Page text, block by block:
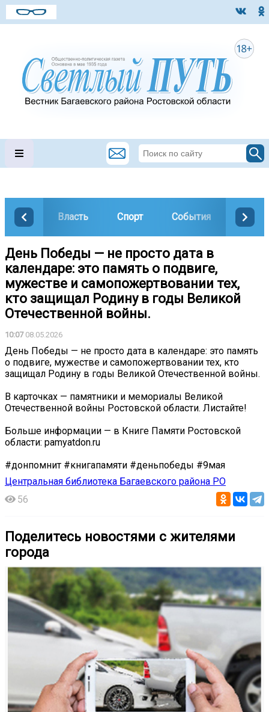
Власть Спорт События
День Победы — не просто дата в
календаре: это память о подвиге,
мужестве и самопожертвовании тех,
кто защищал Родину в годы Великой
Отечественной войны.
10:0708.05.2026
День Победы — не просто дата в календаре: это память
о подвиге, мужестве и самопожертвовании тех, кто
защищал Родину в годы Великой Отечественной войны.
В карточках — памятники и мемориалы Великой
Отечественной войны Ростовской области. Листайте!
Больше информации — в Книге Памяти Ростовской
области: pamyatdon.ru
#донпомнит #книгапамяти #деньпобеды #9мая
Центральная библиотека Багаевского района РО
56
Поделитесь новостями с жителями
города